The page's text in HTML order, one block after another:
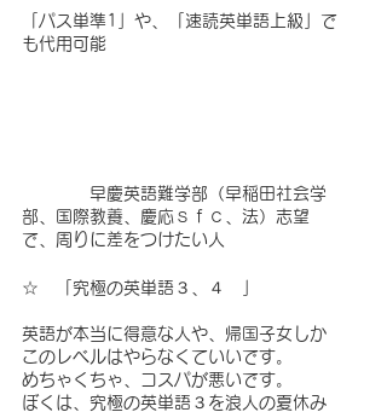
「パス単準1」や、「速読英単語上級」で
も代用可能
早慶英語難学部（早稲田社会学
部、国際教養、慶応ｓｆｃ、法）志望
で、周りに差をつけたい人
☆　「究極の英単語３、４　」
英語が本当に得意な人や、帰国子女しか
このレベルはやらなくていいです。
めちゃくちゃ、コスパが悪いです。
ぼくは、究極の英単語３を浪人の夏休み